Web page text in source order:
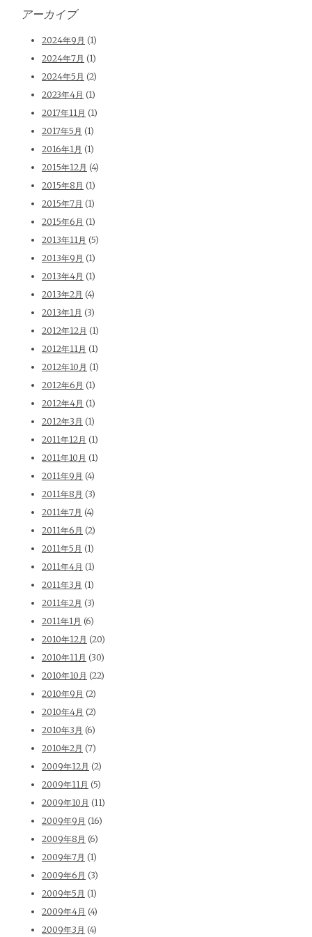
アーカイブ
2024年9月 (1)
2024年7月 (1)
2024年5月 (2)
2023年4月 (1)
2017年11月 (1)
2017年5月 (1)
2016年1月 (1)
2015年12月 (4)
2015年8月 (1)
2015年7月 (1)
2015年6月 (1)
2013年11月 (5)
2013年9月 (1)
2013年4月 (1)
2013年2月 (4)
2013年1月 (3)
2012年12月 (1)
2012年11月 (1)
2012年10月 (1)
2012年6月 (1)
2012年4月 (1)
2012年3月 (1)
2011年12月 (1)
2011年10月 (1)
2011年9月 (4)
2011年8月 (3)
2011年7月 (4)
2011年6月 (2)
2011年5月 (1)
2011年4月 (1)
2011年3月 (1)
2011年2月 (3)
2011年1月 (6)
2010年12月 (20)
2010年11月 (30)
2010年10月 (22)
2010年9月 (2)
2010年4月 (2)
2010年3月 (6)
2010年2月 (7)
2009年12月 (2)
2009年11月 (5)
2009年10月 (11)
2009年9月 (16)
2009年8月 (6)
2009年7月 (1)
2009年6月 (3)
2009年5月 (1)
2009年4月 (4)
2009年3月 (4)